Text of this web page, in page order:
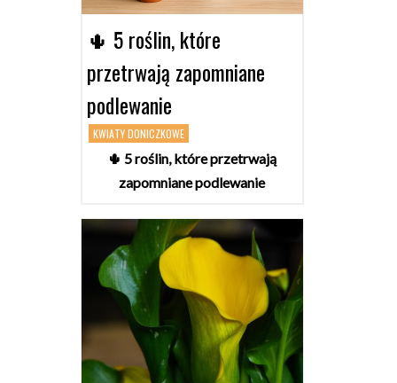
🌵 5 roślin, które
przetrwają zapomniane
podlewanie
KWIATY DONICZKOWE
🌵 5 roślin, które przetrwają
zapomniane podlewanie